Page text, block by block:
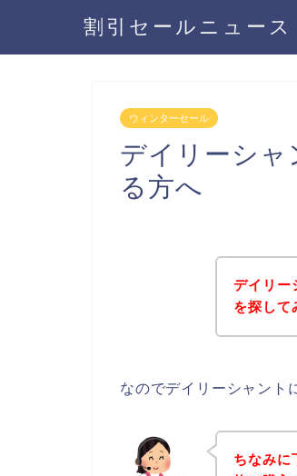
割引セールニュース
ウィンターセール
デイリーシャ
る方へ
デイリー
を探して
なのでデイリーシャント
ちなみに